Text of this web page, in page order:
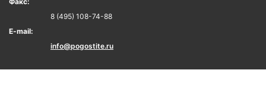
8 (495) 108-74-88
E-mail:
info@pogostite.ru